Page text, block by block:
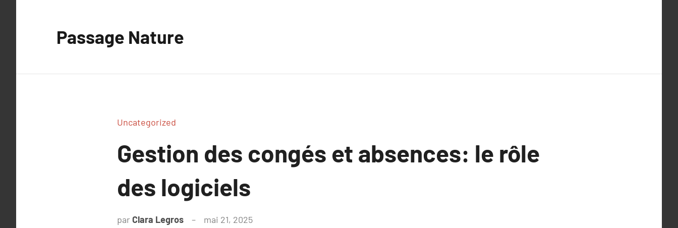
Passage Nature
Uncategorized
Gestion des congés et absences: le rôle
des logiciels
par Clara Legros mai 21, 2025